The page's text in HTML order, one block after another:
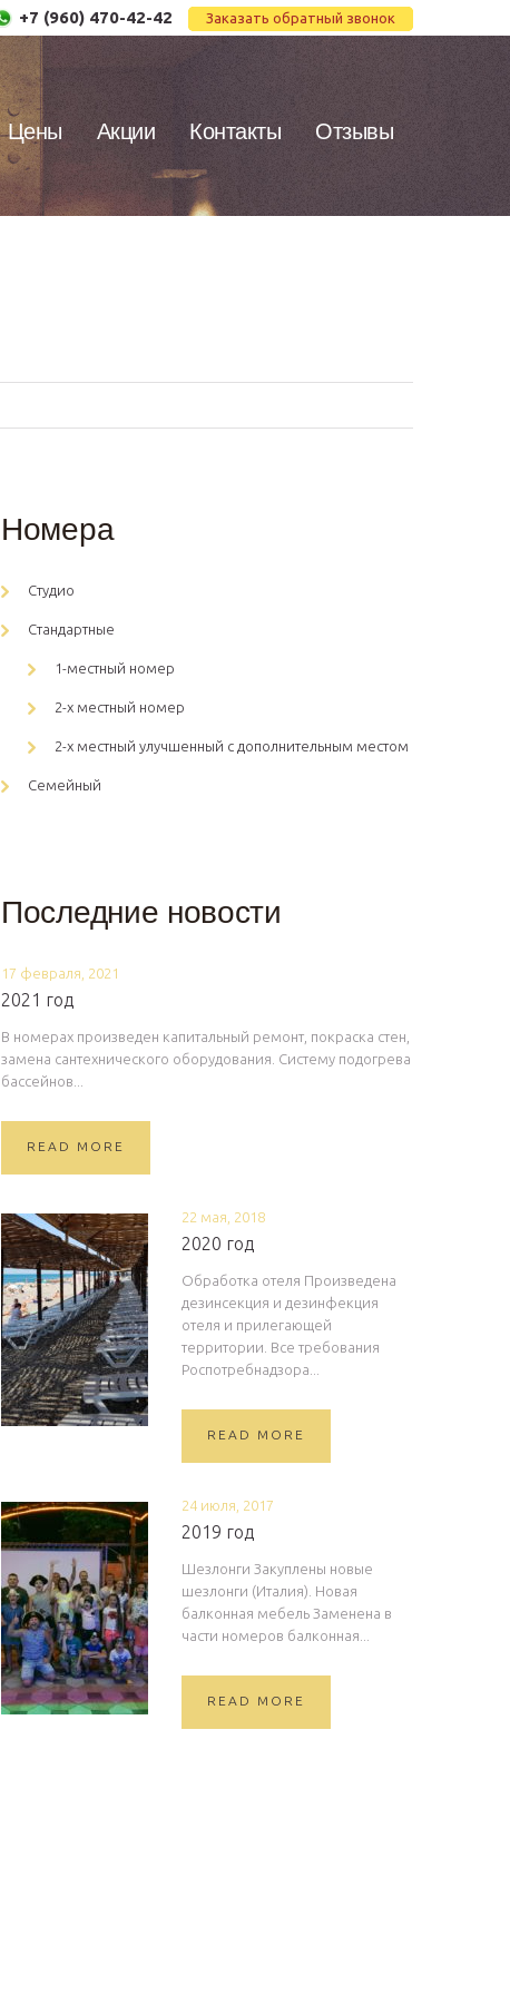
Заказать обратный звонок
+7 (960) 470-42-42
Цены Акции Контакты Отзывы
Номера
Студио
Стандартные
1-местный номер
2-х местный номер
2-х местный улучшенный с дополнительным местом
Семейный
Последние новости
17 февраля, 2021
2021 год
В номерах произведен капитальный ремонт, покраска стен,
замена сантехнического оборудования. Систему подогрева
бассейнов...
READ MORE
22 мая, 2018
2020 год
Обработка отеля Произведена
дезинсекция и дезинфекция
отеля и прилегающей
территории. Все требования
Роспотребнадзора...
READ MORE
24 июля, 2017
2019 год
Шезлонги Закуплены новые
шезлонги (Италия). Новая
балконная мебель Заменена в
части номеров балконная...
READ MORE